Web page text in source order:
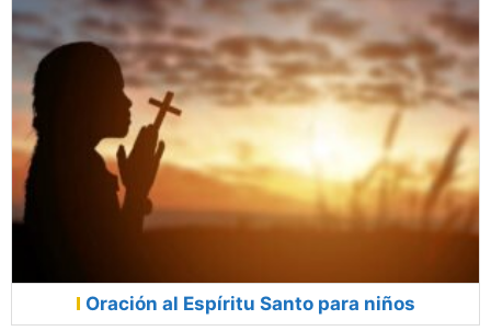
Oración al Espíritu Santo para niños